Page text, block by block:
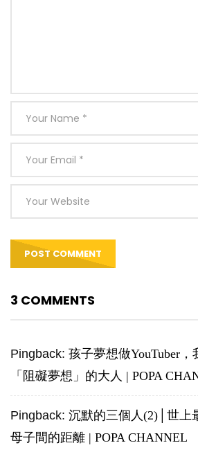
3 COMMENTS
Pingback: 孩子夢想做YouTuber
「阻礙夢想」的大人 | POPA
Pingback: 沉默的三個人(2)│世上
母子間的距離 | POPA CHANNEL